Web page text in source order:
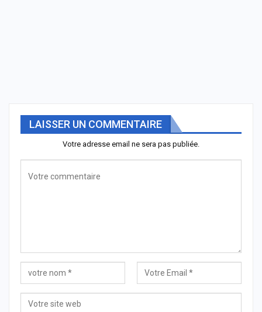
LAISSER UN COMMENTAIRE
Votre adresse email ne sera pas publiée.